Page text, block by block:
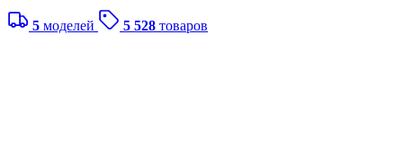
5 моделей 5 528 товаров